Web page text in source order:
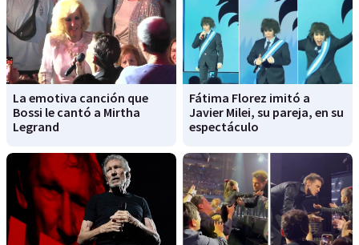
La emotiva canción que
Bossi le cantó a Mirtha
Legrand
Fátima Florez imitó a
Javier Milei, su pareja, en su
espectáculo